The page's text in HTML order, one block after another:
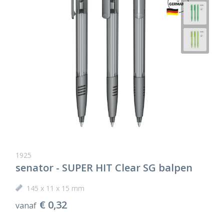
1925
senator - SUPER HIT Clear SG balpen
145 x 11 x 15 mm
vanaf € 0,32